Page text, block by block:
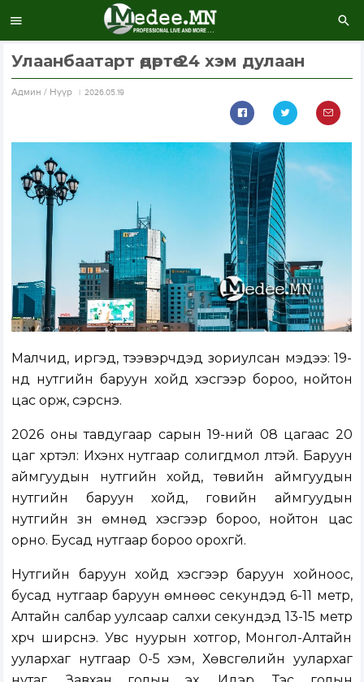
Улаанбаатарт өдөртөө 24 хэм дулаан
Aдмин / Нүүр 2026.05.19
Малчид, иргэд, тээвэрчдэд зориулсан мэдээ: 19-
нд нутгийн баруун хойд хэсгээр бороо, нойтон
цас орж, сэрүүснэ.
2026 оны тавдугаар сарын 19-ний 08 цагаас 20
цаг хүртэл: Ихэнх нутгаар солигдмол үүлтэй. Баруун
аймгуудын нутгийн хойд, төвийн аймгуудын
нутгийн баруун хойд, говийн аймгуудын
нутгийн зүүн өмнөд хэсгээр бороо, нойтон цас
орно. Бусад нутгаар бороо орохгүй.
Нутгийн баруун хойд хэсгээр баруун хойноос,
бусад нутгаар баруун өмнөөс секундэд 6-11 метр,
Aлтайн салбар уулсаар салхи секундэд 13-15 метр
хүрч ширүүснэ. Увс нуурын хотгор, Монгол-Алтайн
уулархаг нутгаар 0-5 хэм, Хөвсгөлийн уулархаг